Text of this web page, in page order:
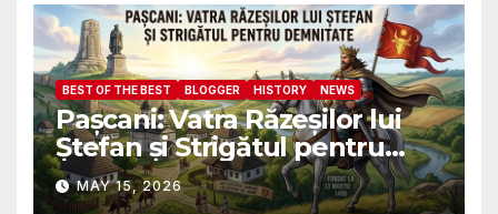
BEST OF THE BEST BLOGGER HISTORY NEWS
Pașcani: Vatra Răzeșilor lui
Ștefan și Strigătul pentru
Demnitate în Fața
Amalgamării
MAY 15, 2026